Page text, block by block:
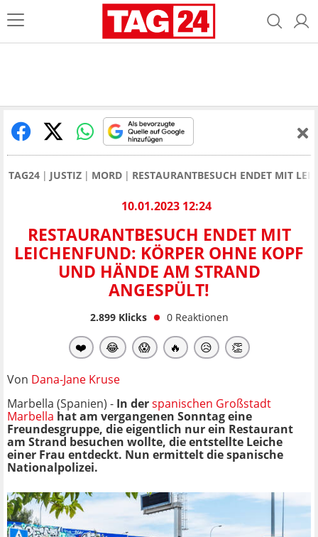
TAG24 JUSTIZ MORD RESTAURANTBESUCH ENDET MIT
10.01.2023 12:24
RESTAURANTBESUCH ENDET MIT
LEICHENFUND: KÖRPER OHNE KOPF
UND HÄNDE AM STRAND
ANGESPÜLT!
2.899Klicks 0 Reaktionen
❤️ 😂 😱 🔥 😥 👏
Von Dana-Jane Kruse
Marbella (Spanien) - In derspanischen Großstadt
Marbella hat am vergangenen Sonntag eine
Freundesgruppe, die eigentlich nur ein Restaurant
am Strand besuchen wollte, die entstellte Leiche
einer Frau entdeckt. Nun ermittelt die spanische
Nationalpolizei.